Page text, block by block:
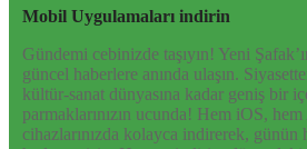
Mobil Uygulamaları indirin
Gündemi cebinizde taşıyın! Yeni
güncel haberlere anında ulaşın.
kültür-sanat dünyasına kadar geniş bir
parmaklarınızın ucunda! Hem iOS,
cihazlarınızda kolayca indirerek, günün